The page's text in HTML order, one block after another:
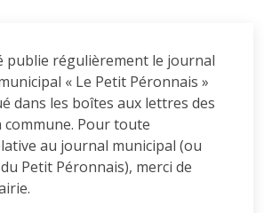
publie régulièrement le journal
« Le Petit Péronnais »
dans les boîtes aux lettres des
commune. Pour toute
au journal municipal (ou
Petit Péronnais), merci de